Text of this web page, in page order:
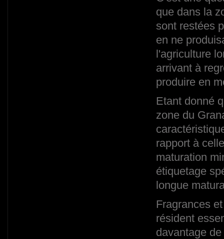
que dans la
sont restées
en ne
l'agriculture
arrivant à
produire en
Etant donné
zone du
rapport à
maturation
étiquetage
longue
Fragrances
résident
davantage